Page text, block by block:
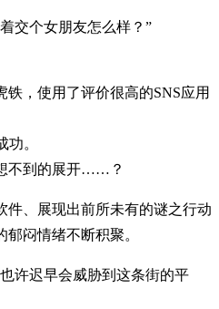
交个女朋友怎么样？”
，使用了评价很高的SNS应用
功。
不到的展开……？
件、展现出前所未有的谜之行动
闷情绪不断积聚。
许迟早会威胁到这条街的平